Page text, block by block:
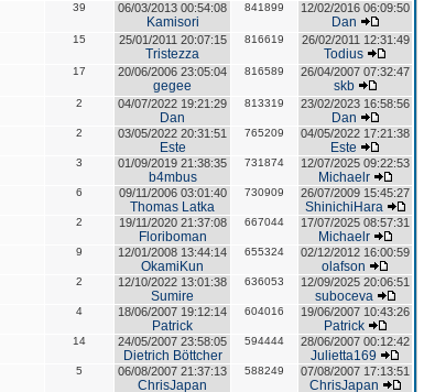
39 06/03/2013 00:54:08
Kamisori
841899 12/02/2016 06:09:50
Dan
15 25/01/2011 20:07:15
Tristezza
816619 26/02/2011 12:31:49
Todius
17 20/06/2006 23:05:04
gegee
816589 26/04/2007 07:32:47
skb
2 04/07/2022 19:21:29
Dan
813319 23/02/2023 16:58:56
Dan
2 03/05/2022 20:31:51
Este
765209 04/05/2022 17:21:38
Este
3 01/09/2019 21:38:35
b4mbus
731874 12/07/2025 09:22:53
Michaelr
6 09/11/2006 03:01:40
Thomas Latka
730909 26/07/2009 15:45:27
ShinichiHara
2 19/11/2020 21:37:08
Floriboman
667044 17/07/2025 08:57:31
Michaelr
9 12/01/2008 13:44:14
OkamiKun
655324 02/12/2012 16:00:59
olafson
2 12/10/2022 13:01:38
Sumire
636053 12/09/2025 20:06:51
suboceva
4 18/06/2007 19:12:14
Patrick
604016 19/06/2007 10:43:26
Patrick
14 24/05/2007 23:58:05
Dietrich Böttcher
594444 28/06/2007 00:12:42
Julietta169
5 06/08/2007 21:37:13
ChrisJapan
588249 07/08/2007 17:13:51
ChrisJapan